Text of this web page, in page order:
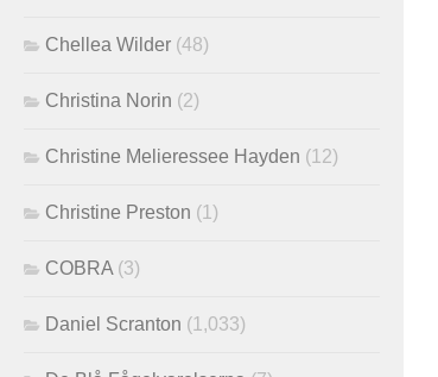
Chellea Wilder (48)
Christina Norin (2)
Christine Melieressee Hayden (12)
Christine Preston (1)
COBRA (3)
Daniel Scranton (1,033)